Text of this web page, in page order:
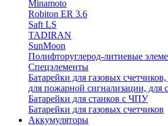
Minamoto
Robiton ER 3.6
Saft LS
TADIRAN
SunMoon
Полифторуглерод-литиевые
Спецэлементы
Батарейки для газовых
для пожарной сигнализации, для
Батарейки для станков с ЧПУ
Батарейки для газовых счетчиков
Аккумуляторы